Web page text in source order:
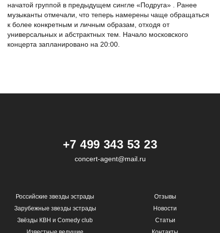
начатой группой в предыдущем сингле «Подруга» . Ранее
музыканты отмечали, что теперь намерены чаще обращаться
к более конкретным и личным образам, отходя от
универсальных и абстрактных тем. Начало московского
концерта запланировано на 20:00.
+7 499 343 53 23
concert-agent@mail.ru
Российские звезды эстрады
Зарубежные звезды эстрады
Звёзды КВН и Comedy club
Отзывы
Новости
Статьи